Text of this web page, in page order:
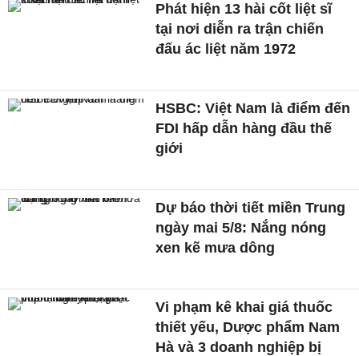
Phát hiện 13 hài cốt liệt sĩ
tại nơi diễn ra trận chiến
đấu ác liệt năm 1972
HSBC: Việt Nam là điểm đến
FDI hấp dẫn hàng đầu thế
giới
Dự báo thời tiết miền Trung
ngày mai 5/8: Nắng nóng
xen kẽ mưa dông
Vi phạm kê khai giá thuốc
thiết yếu, Dược phẩm Nam
Hà và 3 doanh nghiệp bị